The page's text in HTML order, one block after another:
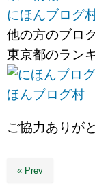
にほんブログ
他の方のブロ
東京都のラン
ほんブログ村
ご協力ありが
« Prev